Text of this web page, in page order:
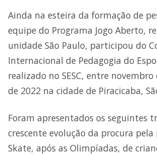
Ainda na esteira da formação de
equipe do Programa Jogo Aberto,
unidade São Paulo, participou do
Internacional de Pedagogia do
realizado no SESC, entre
de 2022 na cidade de Piracicaba,
Foram apresentados os seguintes
crescente evolução da procura
Skate, após as Olimpíadas, de